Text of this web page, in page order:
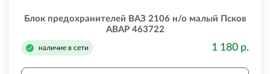
Блок предохранителей ВАЗ 2106 н/о малый Псков
АВАР 463722
наличие в сети 1 180 р.